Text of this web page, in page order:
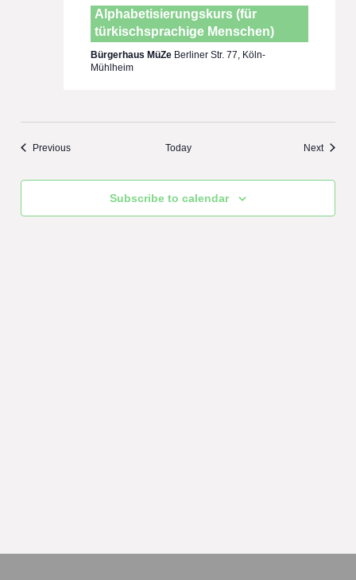
Alphabetisierungskurs (für
türkischsprachige Menschen)
Bürgerhaus MüZe Berliner Str. 77, Köln-
Mühlheim
PreviousEvents Today NextEvents
Subscribe to calendar